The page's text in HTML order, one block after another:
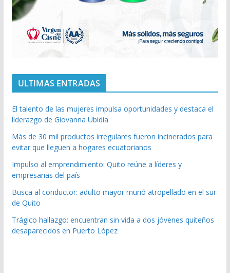
ULTIMAS ENTRADAS
El talento de las mujeres impulsa oportunidades y destaca el
liderazgo de Giovanna Ubidia
Más de 30 mil productos irregulares fueron incinerados para
evitar que lleguen a hogares ecuatorianos
Impulso al emprendimiento: Quito reúne a líderes y
empresarias del país
Busca al conductor: adulto mayor murió atropellado en el sur
de Quito
Trágico hallazgo: encuentran sin vida a dos jóvenes quiteños
desaparecidos en Puerto López